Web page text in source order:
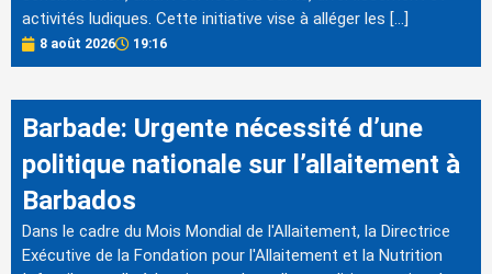
activités ludiques. Cette initiative vise à alléger les […]
8 août 2026 19:16
Barbade: Urgente nécessité d’une
politique nationale sur l’allaitement à
Barbados
Dans le cadre du Mois Mondial de l'Allaitement, la Directrice
Exécutive de la Fondation pour l'Allaitement et la Nutrition